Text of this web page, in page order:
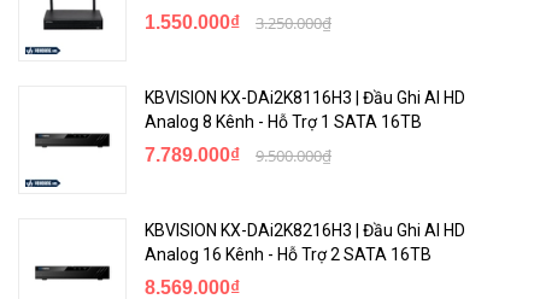
1.550.000₫ 3.250.000₫
KBVISION KX-DAi2K8116H3 | Đầu Ghi AI HD
Analog 8 Kênh - Hỗ Trợ 1 SATA 16TB
7.789.000₫ 9.500.000₫
KBVISION KX-DAi2K8216H3 | Đầu Ghi AI HD
Analog 16 Kênh - Hỗ Trợ 2 SATA 16TB
8.569.000₫